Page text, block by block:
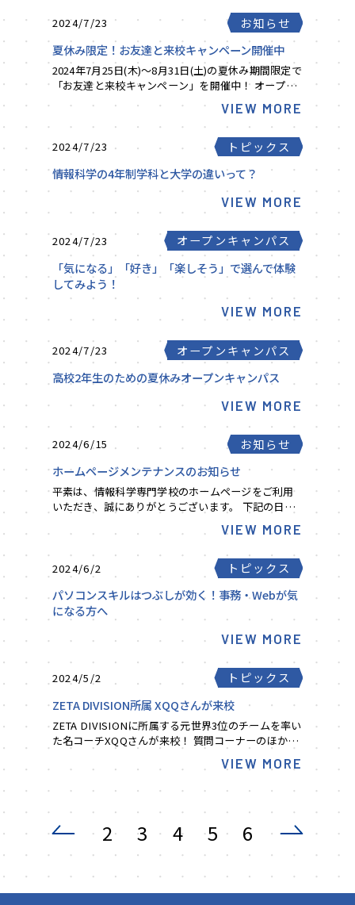
2024/7/23
お知らせ
夏休み限定！お友達と来校キャンペーン開催中
2024年7月25日(木)～8月31日(土)の夏休み期間限定で
「お友達と来校キャンペーン」を開催中！ オープン
キャンパスや体験イベント、AO入学＆学校説明会に
お友達と一緒に参加すると誘った方も...VIEW MORE
2024/7/23
トピックス
情報科学の4年制学科と大学の違いって？
VIEW MORE
2024/7/23
オープンキャンパス
「気になる」「好き」「楽しそう」で選んで体験
してみよう！
VIEW MORE
2024/7/23
オープンキャンパス
高校2年生のための夏休みオープンキャンパス
VIEW MORE
2024/6/15
お知らせ
ホームページメンテナンスのお知らせ
平素は、情報科学専門学校のホームページをご利用
いただき、誠にありがとうございます。 下記の日程
においてホームページのメンテナンスを実施いたし
ます。 メンテナンス期間中はホームページ内が一時
的に...
VIEW MORE
2024/6/2
トピックス
パソコンスキルはつぶしが効く！事務・Webが気
になる方へ
VIEW MORE
2024/5/2
トピックス
ZETA DIVISION所属 XQQさんが来校
ZETA DIVISIONに所属する元世界3位のチームを率い
た名コーチXQQさんが来校！ 質問コーナーのほか、
問コーナーでは、憧れの人にここぞと...VIEW MORE
2 3 4 5 6